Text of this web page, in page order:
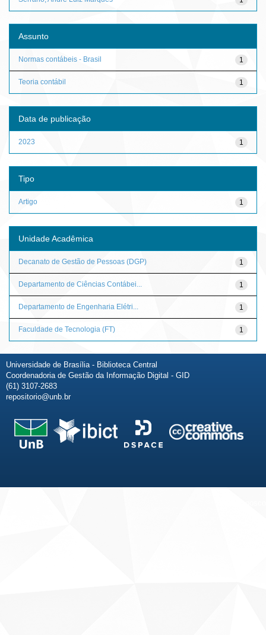
Assunto
1
Normas contábeis - Brasil
1
Teoria contábil
Data de publicação
1
2023
Tipo
1
Artigo
Unidade Acadêmica
1
Decanato de Gestão de Pessoas (DGP)
1
Departamento de Ciências Contábei...
1
Departamento de Engenharia Elétri...
1
Faculdade de Tecnologia (FT)
Universidade de Brasília - Biblioteca Central
Coordenadoria de Gestão da Informação Digital - GID
(61) 3107-2683
repositorio@unb.br